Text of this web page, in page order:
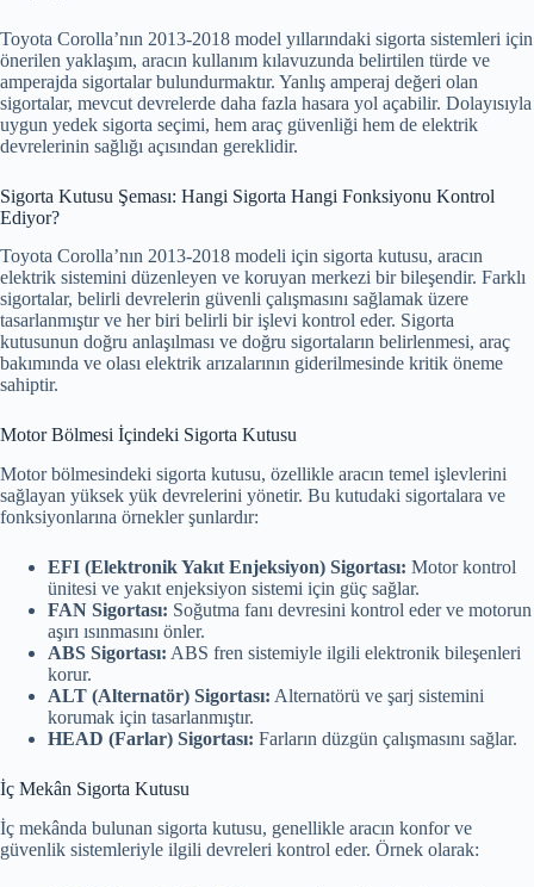
Toyota Corolla’nın 2013-2018 model yıllarındaki sigorta sistemleri için
önerilen yaklaşım, aracın kullanım kılavuzunda belirtilen türde ve
amperajda sigortalar bulundurmaktır. Yanlış amperaj değeri olan
sigortalar, mevcut devrelerde daha fazla hasara yol açabilir. Dolayısıyla
uygun yedek sigorta seçimi, hem araç güvenliği hem de elektrik
devrelerinin sağlığı açısından gereklidir.
Sigorta Kutusu Şeması: Hangi Sigorta Hangi Fonksiyonu Kontrol
Ediyor?
Toyota Corolla’nın 2013-2018 modeli için sigorta kutusu, aracın
elektrik sistemini düzenleyen ve koruyan merkezi bir bileşendir. Farklı
sigortalar, belirli devrelerin güvenli çalışmasını sağlamak üzere
tasarlanmıştır ve her biri belirli bir işlevi kontrol eder. Sigorta
kutusunun doğru anlaşılması ve doğru sigortaların belirlenmesi, araç
bakımında ve olası elektrik arızalarının giderilmesinde kritik öneme
sahiptir.
Motor Bölmesi İçindeki Sigorta Kutusu
Motor bölmesindeki sigorta kutusu, özellikle aracın temel işlevlerini
sağlayan yüksek yük devrelerini yönetir. Bu kutudaki sigortalara ve
fonksiyonlarına örnekler şunlardır:
EFI (Elektronik Yakıt Enjeksiyon) Sigortası: Motor kontrol
ünitesi ve yakıt enjeksiyon sistemi için güç sağlar.
FAN Sigortası: Soğutma fanı devresini kontrol eder ve motorun
aşırı ısınmasını önler.
ABS Sigortası: ABS fren sistemiyle ilgili elektronik bileşenleri
korur.
ALT (Alternatör) Sigortası: Alternatörü ve şarj sistemini
korumak için tasarlanmıştır.
HEAD (Farlar) Sigortası: Farların düzgün çalışmasını sağlar.
İç Mekân Sigorta Kutusu
İç mekânda bulunan sigorta kutusu, genellikle aracın konfor ve
güvenlik sistemleriyle ilgili devreleri kontrol eder. Örnek olarak: